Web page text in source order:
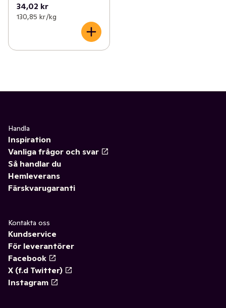
34,02 kr
130,85 kr /kg
Handla
Inspiration
Vanliga frågor och svar
Så handlar du
Hemleverans
Färskvarugaranti
Kontakta oss
Kundservice
För leverantörer
Facebook
X (f.d Twitter)
Instagram